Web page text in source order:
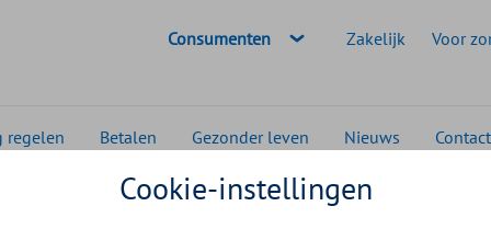
Geselecteerde doelgroep:
Consumenten Zakelijk Voor
regelen Betalen Gezonder leven Nieuws Contact
Tandheelkundige kosten na een ongeval tot 18 jaar
Cookie-instellingen